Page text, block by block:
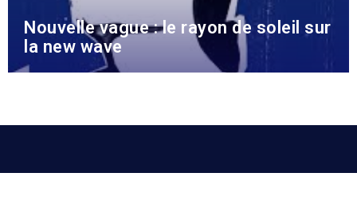
Nouvelle vague : le rayon de soleil sur
la new wave